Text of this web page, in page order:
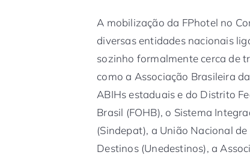
A mobilização da FPhotel no
diversas entidades nacionais
sozinho formalmente cerca de
como a Associação Brasileira
ABIHs estaduais e do Distrito
Brasil (FOHB), o Sistema
(Sindepat), a União Nacional
Destinos (Unedestinos), a